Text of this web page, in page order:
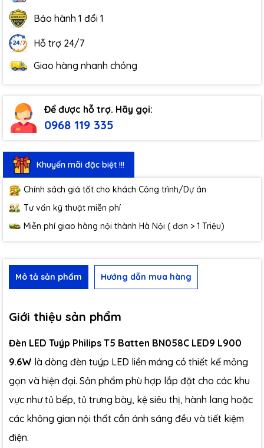
Bảo hành 1 đổi 1
Hỗ trợ 24/7
Giao hàng nhanh chóng
Để được hỗ trợ. Hãy gọi:
0968 119 335
Khuyến mãi đặc biệt !!!
Chính sách giá tốt cho khách Công trình/Dự án
Tư vấn kỹ thuật miễn phí
Miễn phí giao hàng nội thành Hà Nội ( đơn > 1 Triệu)
Mô tả sản phẩm Hướng dẫn mua hàng
Giới thiệu sản phẩm
Đèn LED Tuýp Philips T5 Batten BN058C LED9 L900
9.6W là dòng đèn tuýp LED liền máng có thiết kế mỏng
gọn và hiện đại. Sản phẩm phù hợp lắp đặt cho các khu
vực như tủ bếp, tủ trưng bày, kệ siêu thị, hành lang hoặc
các không gian nội thất cần ánh sáng đều và tiết kiệm
điện.